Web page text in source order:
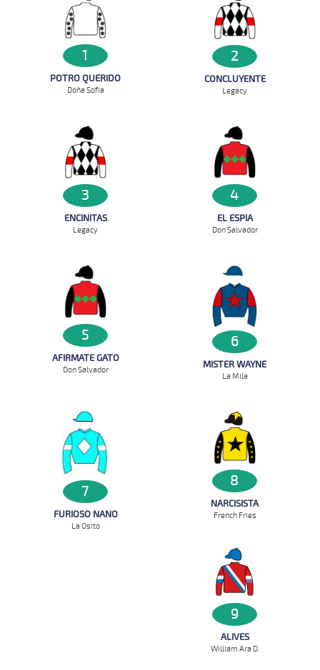
1
POTRO QUERIDO
Doña Sofia
2
CONCLUYENTE
Legacy
3
ENCINITAS
Legacy
4
EL ESPIA
Don Salvador
5
AFIRMATE GATO
Don Salvador
6
MISTER WAYNE
La Mila
7
FURIOSO NANO
La Osito
8
NARCISISTA
French Fries
9
ALIVES
William Ara D.